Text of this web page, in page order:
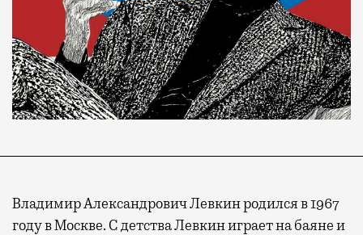
Владимир Александрович Левкин родился в 1967
году в Москве. С детства Левкин играет на баяне и